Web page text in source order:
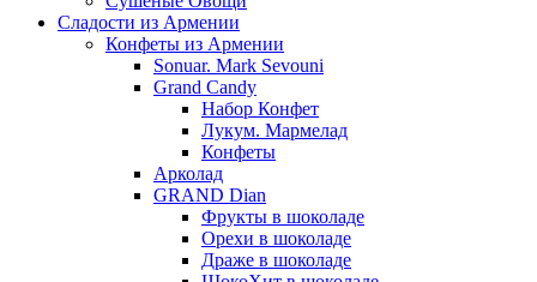
Сладости из Армении
Конфеты из Армении
Sonuar. Mark Sevouni
Grand Candy
Набор Конфет
Лукум. Мармелад
Конфеты
Арколад
GRAND Dian
Фрукты в шоколаде
Орехи в шоколаде
Драже в шоколаде